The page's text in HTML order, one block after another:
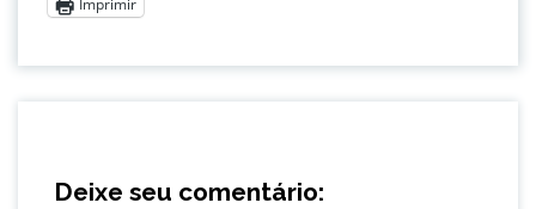
Imprimir
Deixe seu comentário: